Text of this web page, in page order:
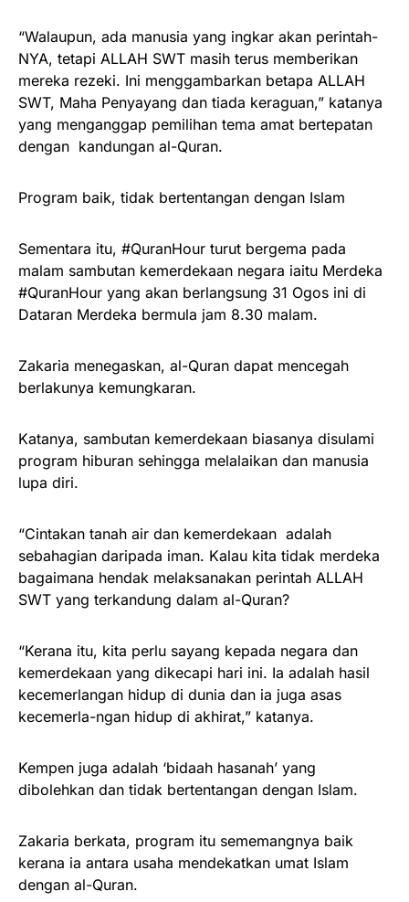
“Walaupun, ada manusia yang ingkar akan perintah-
NYA, tetapi ALLAH SWT masih terus memberikan
mereka rezeki. Ini menggambarkan betapa ALLAH
SWT, Maha Penyayang dan tiada keraguan,” katanya
yang menganggap pemilihan tema amat bertepatan
dengan kandungan al-Quran.
Program baik, tidak bertentangan dengan Islam
Sementara itu, #QuranHour turut bergema pada
malam sambutan kemerdekaan negara iaitu Merdeka
#QuranHour yang akan berlangsung 31 Ogos ini di
Dataran Merdeka bermula jam 8.30 malam.
Zakaria menegaskan, al-Quran dapat mencegah
berlakunya kemungkaran.
Katanya, sambutan kemerdekaan biasanya disulami
program hiburan sehingga melalaikan dan manusia
lupa diri.
“Cintakan tanah air dan kemerdekaan adalah
sebahagian daripada iman. Kalau kita tidak merdeka
bagaimana hendak melaksanakan perintah ALLAH
SWT yang terkandung dalam al-Quran?
“Kerana itu, kita perlu sayang kepada negara dan
kemerdekaan yang dikecapi hari ini. Ia adalah hasil
kecemerlangan hidup di dunia dan ia juga asas
kecemerla-ngan hidup di akhirat,” katanya.
Kempen juga adalah ‘bidaah hasanah’ yang
dibolehkan dan tidak bertentangan dengan Islam.
Zakaria berkata, program itu sememangnya baik
kerana ia antara usaha mendekatkan umat Islam
dengan al-Quran.